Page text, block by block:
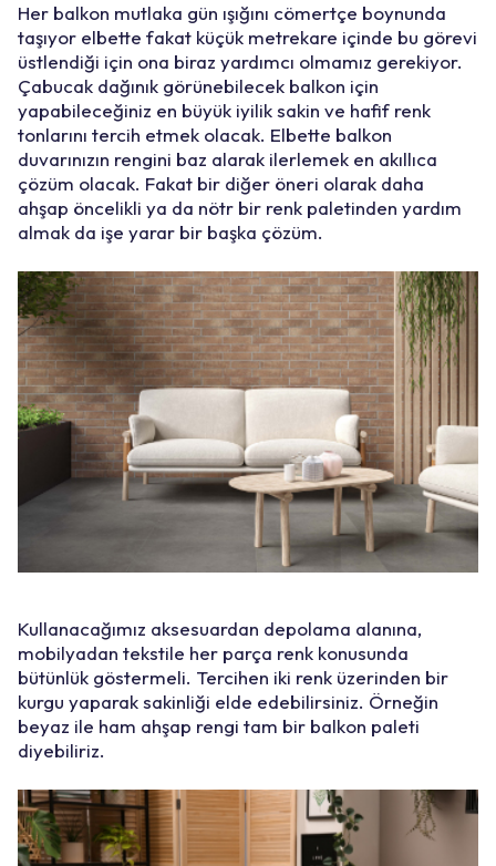
Her balkon mutlaka gün ışığını cömertçe boynunda
taşıyor elbette fakat küçük metrekare içinde bu görevi
üstlendiği için ona biraz yardımcı olmamız gerekiyor.
Çabucak dağınık görünebilecek balkon için
yapabileceğiniz en büyük iyilik sakin ve hafif renk
tonlarını tercih etmek olacak. Elbette balkon
duvarınızın rengini baz alarak ilerlemek en akıllıca
çözüm olacak. Fakat bir diğer öneri olarak daha
ahşap öncelikli ya da nötr bir renk paletinden yardım
almak da işe yarar bir başka çözüm.
Kullanacağımız aksesuardan depolama alanına,
mobilyadan tekstile her parça renk konusunda
bütünlük göstermeli. Tercihen iki renk üzerinden bir
kurgu yaparak sakinliği elde edebilirsiniz. Örneğin
beyaz ile ham ahşap rengi tam bir balkon paleti
diyebiliriz.